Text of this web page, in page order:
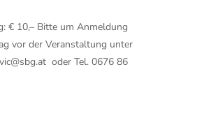
€ 10,– Bitte um Anmeldung
vor der Veranstaltung unter
oder Tel. 0676 86